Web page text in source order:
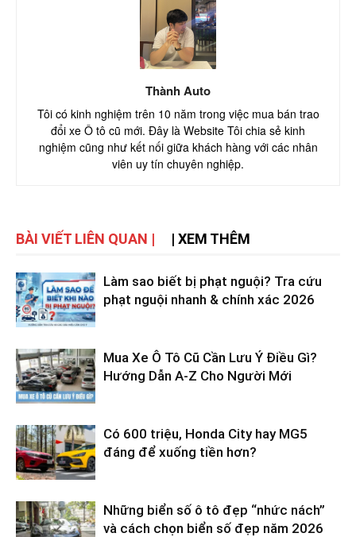
Thành Auto
Tôi có kinh nghiệm trên 10 năm trong việc mua bán trao
đổi xe Ô tô cũ mới. Đây là Website Tôi chia sẻ kinh
nghiệm cũng như kết nối giữa khách hàng với các nhân
viên uy tín chuyên nghiệp.
BÀI VIẾT LIÊN QUAN | | XEM THÊM
Làm sao biết bị phạt nguội? Tra cứu
phạt nguội nhanh & chính xác 2026
Mua Xe Ô Tô Cũ Cần Lưu Ý Điều Gì?
Hướng Dẫn A-Z Cho Người Mới
Có 600 triệu, Honda City hay MG5
đáng để xuống tiền hơn?
Những biển số ô tô đẹp “nhức nách”
và cách chọn biển số đẹp năm 2026